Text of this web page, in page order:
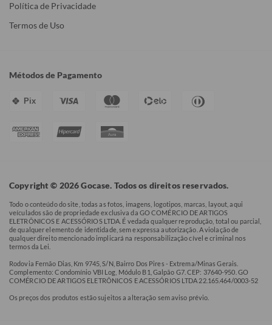
Política de Privacidade
Termos de Uso
Métodos de Pagamento
Pix
Copyright © 2026 Gocase. Todos os direitos reservados.
Todo o conteúdo do site, todas as fotos, imagens, logotipos, marcas, layout, aqui
veículados são de propriedade exclusiva da GO COMÉRCIO DE ARTIGOS
ELETRÔNICOS E ACESSÓRIOS LTDA. É vedada qualquer reprodução, total ou parcial,
de qualquer elemento de identidade, sem expressa autorização. A violação de
qualquer direito mencionado implicará na responsabilização cível e criminal nos
termos da Lei.
Rodovia Fernão Dias, Km 9745, S/N, Bairro Dos Pires - Extrema/Minas Gerais.
Complemento: Condomínio VBI Log, Módulo B1, Galpão G7. CEP: 37640-950. GO
COMÉRCIO DE ARTIGOS ELETRÔNICOS E ACESSÓRIOS LTDA 22.165.464/0003-52
Os preços dos produtos estão sujeitos a alteração sem aviso prévio.